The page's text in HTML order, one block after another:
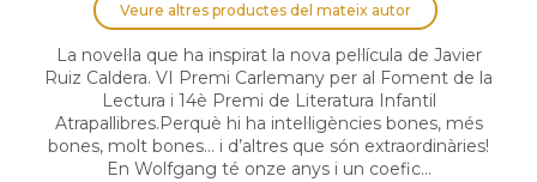
Veure altres productes del mateix autor
La novel·la que ha inspirat la nova pel·lícula de Javier
Ruiz Caldera. VI Premi Carlemany per al Foment de la
Lectura i 14è Premi de Literatura Infantil
Atrapallibres.Perquè hi ha intel·ligències bones, més
bones, molt bones... i d’altres que són extraordinàries!
En Wolfgang té onze anys i un coefic...